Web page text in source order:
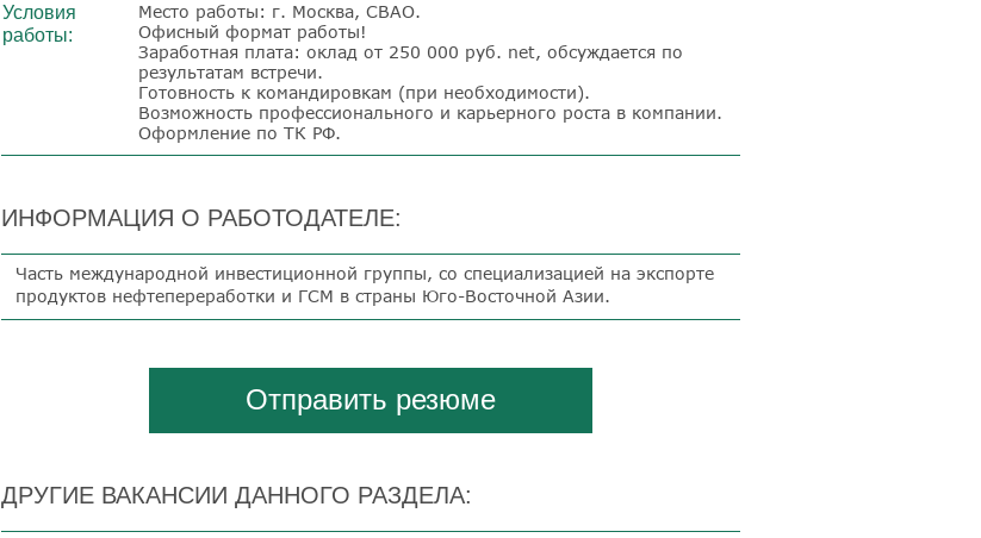
Условия
работы:
Место работы: г. Москва, СВАО.
Офисный формат работы!
Заработная плата: оклад от 250 000 руб. net, обсуждается по
результатам встречи.
Готовность к командировкам (при необходимости).
Возможность профессионального и карьерного роста в компании.
Оформление по ТК РФ.
ИНФОРМАЦИЯ О РАБОТОДАТЕЛЕ:
Часть международной инвестиционной группы, со специализацией на экспорте
продуктов нефтепереработки и ГСМ в страны Юго-Восточной Азии.
Отправить резюме
ДРУГИЕ ВАКАНСИИ ДАННОГО РАЗДЕЛА: